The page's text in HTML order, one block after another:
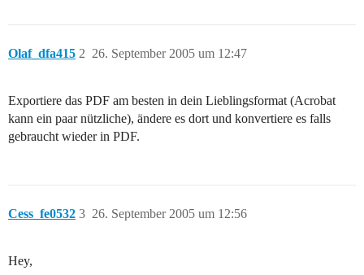
Olaf_dfa415 26. September 2005 um 12:47
2
Exportiere das PDF am besten in dein Lieblingsformat (Acrobat
kann ein paar nützliche), ändere es dort und konvertiere es falls
gebraucht wieder in PDF.
Cess_fe0532 26. September 2005 um 12:56
3
Hey,